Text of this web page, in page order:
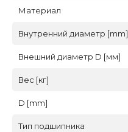
Материал
Внутренний диаметр [mm]
Внешний диаметр D [мм]
Вес [кг]
D [mm]
Тип подшипника